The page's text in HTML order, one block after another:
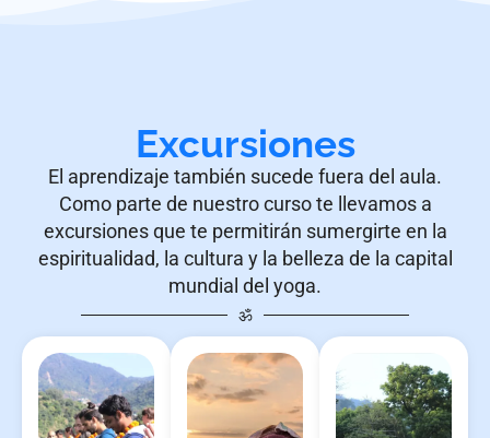
Excursiones
El aprendizaje también sucede fuera del aula.
Como parte de nuestro curso te llevamos a
excursiones que te permitirán sumergirte en la
espiritualidad, la cultura y la belleza de la capital
mundial del yoga.
ॐ